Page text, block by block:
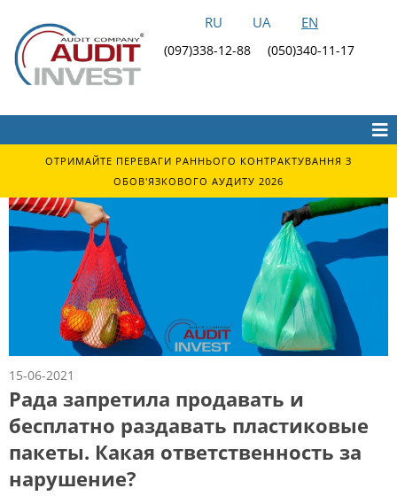
RU UA EN
(097)338-12-88 (050)340-11-17
ОТРИМАЙТЕ ПЕРЕВАГИ РАННЬОГО КОНТРАКТУВАННЯ З
ОБОВ'ЯЗКОВОГО АУДИТУ 2026
15-06-2021
Рада запретила продавать и
бесплатно раздавать пластиковые
пакеты. Какая ответственность за
нарушение?